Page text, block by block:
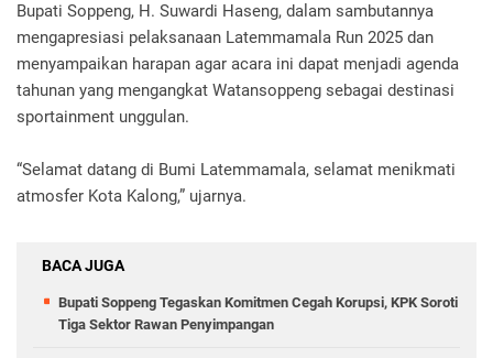
Bupati Soppeng, H. Suwardi Haseng, dalam sambutannya
mengapresiasi pelaksanaan Latemmamala Run 2025 dan
menyampaikan harapan agar acara ini dapat menjadi agenda
tahunan yang mengangkat Watansoppeng sebagai destinasi
sportainment unggulan.
“Selamat datang di Bumi Latemmamala, selamat menikmati
atmosfer Kota Kalong,” ujarnya.
BACA JUGA
Bupati Soppeng Tegaskan Komitmen Cegah Korupsi, KPK Soroti
Tiga Sektor Rawan Penyimpangan